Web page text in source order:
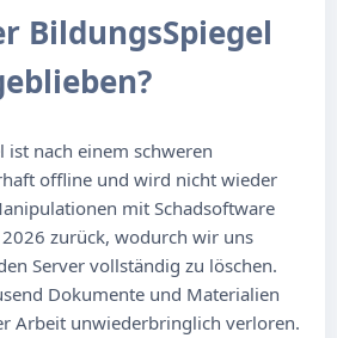
BildungsSpiegel
ist nach einem schweren
offline und wird nicht wieder
mit Schadsoftware
zurück, wodurch wir uns
Server vollständig zu löschen.
Dokumente und Materialien
Arbeit unwiederbringlich verloren.